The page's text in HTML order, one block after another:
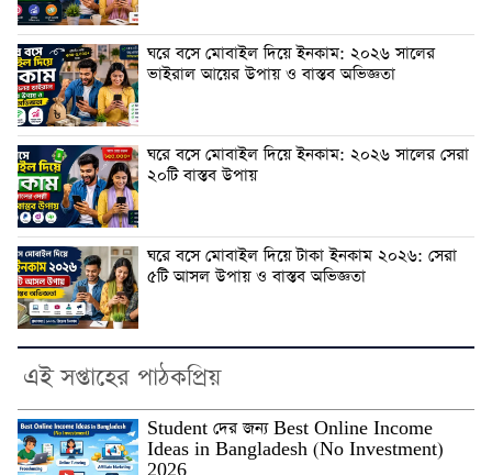
ঘরে বসে মোবাইল দিয়ে ইনকাম: ২০২৬ সালের
ভাইরাল আয়ের উপায় ও বাস্তব অভিজ্ঞতা
ঘরে বসে মোবাইল দিয়ে ইনকাম: ২০২৬ সালের সেরা
২০টি বাস্তব উপায়
ঘরে বসে মোবাইল দিয়ে টাকা ইনকাম ২০২৬: সেরা
৫টি আসল উপায় ও বাস্তব অভিজ্ঞতা
এই সপ্তাহের পাঠকপ্রিয়
Student দের জন্য Best Online Income
Ideas in Bangladesh (No Investment)